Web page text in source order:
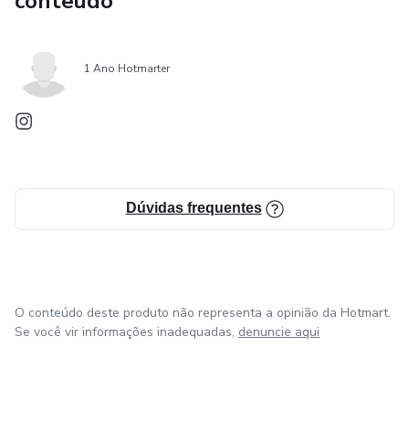
1 Ano Hotmarter
Dúvidas frequentes
O conteúdo deste produto não representa a opinião da Hotmart.
Se você vir informações inadequadas, denuncie aqui